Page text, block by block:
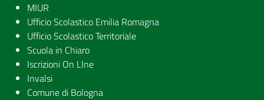
MIUR
Ufficio Scolastico Emilia Romagna
Ufficio Scolastico Territoriale
Scuola in Chiaro
Iscrizioni On LIne
Invalsi
Comune di Bologna